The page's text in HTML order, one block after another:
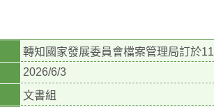
轉知國家發展委員會檔案管理局訂於
2026/6/3
文書組